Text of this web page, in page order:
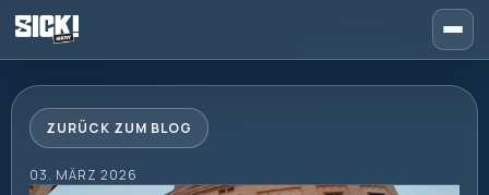
ZURÜCK ZUM BLOG
03. MÄRZ 2026